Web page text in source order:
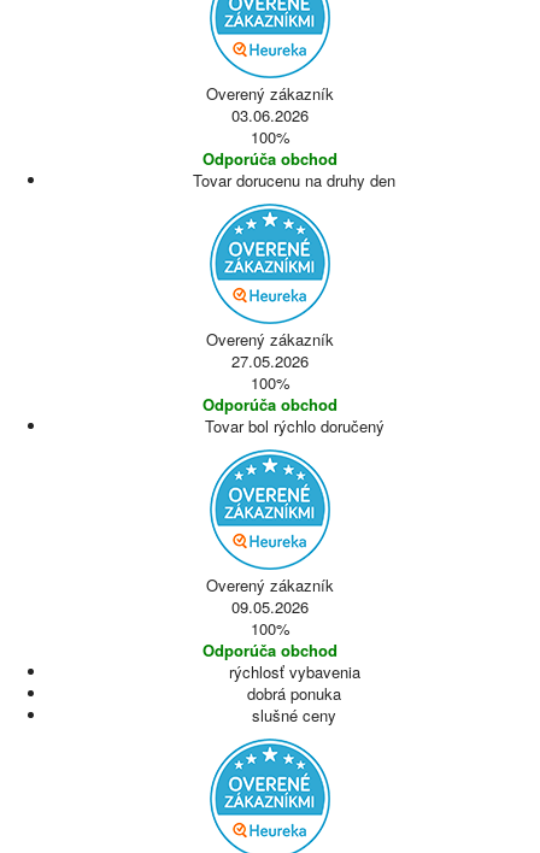
Overený zákazník
03.06.2026
100%
Odporúča obchod
Tovar dorucenu na druhy den
Overený zákazník
27.05.2026
100%
Odporúča obchod
Tovar bol rýchlo doručený
Overený zákazník
09.05.2026
100%
Odporúča obchod
rýchlosť vybavenia
dobrá ponuka
slušné ceny